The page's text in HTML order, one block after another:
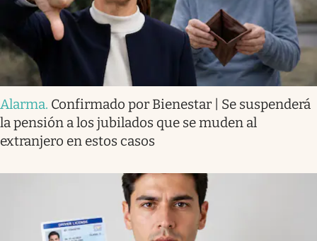
Alarma. Confirmado por Bienestar | Se suspenderá
la pensión a los jubilados que se muden al
extranjero en estos casos